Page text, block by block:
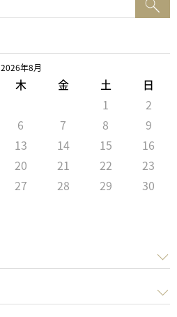
2026年8月
木 金 土 日
1
2
6 7 8
9
13 14 15
16
20 21 22
23
27 28 29
30